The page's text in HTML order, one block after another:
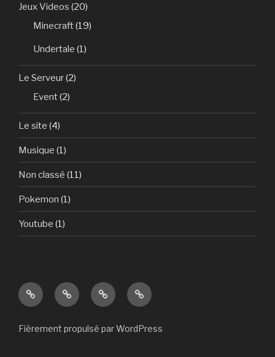
Jeux Videos (20)
Minecraft(19)
Undertale (1)
Le Serveur(2)
Event(2)
Le site (4)
Musique (1)
Non classé (11)
Pokemon (1)
Youtube (1)
Art
&
Linguistique
Wiki Résaux
Fièrement propulsé par WordPress